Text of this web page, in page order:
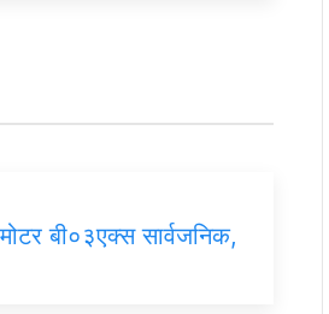
बी०३एक्स सार्वजनिक,